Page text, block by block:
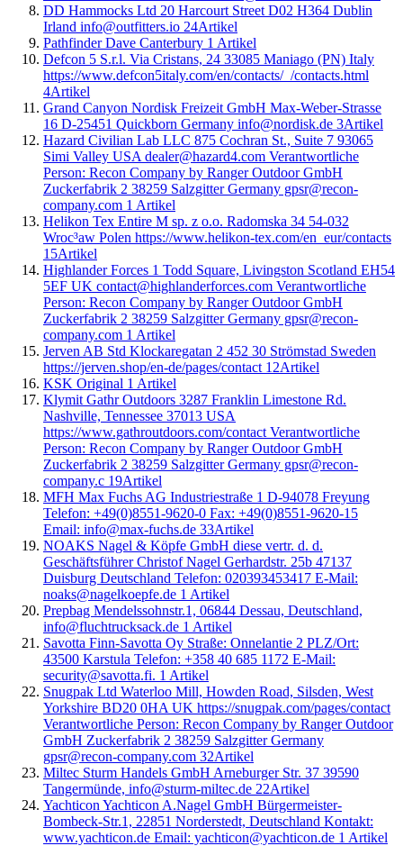
DD Hammocks Ltd 20 Harcourt Street D02 H364 Dublin
Irland info@outfitters.io 24Artikel
Pathfinder Dave Canterbury 1 Artikel
Defcon 5 S.r.l. Via Cristans, 24 33085 Maniago (PN) Italy
https://www.defcon5italy.com/en/contacts/_/contacts.html
4Artikel
Grand Canyon Nordisk Freizeit GmbH Max-Weber-Strasse
16 D-25451 Quickborn Germany info@nordisk.de 3Artikel
Hazard Civilian Lab LLC 875 Cochran St., Suite 7 93065
Simi Valley USA dealer@hazard4.com Verantwortliche
Person: Recon Company by Ranger Outdoor GmbH
Zuckerfabrik 2 38259 Salzgitter Germany gpsr@recon-
company.com 1 Artikel
Helikon Tex Entire M sp. z o.o. Radomska 34 54-032
Wroc³aw Polen https://www.helikon-tex.com/en_eur/contacts
15Artikel
Highlander Forces 1 Todd Square, Livingston Scotland EH54
5EF UK contact@highlanderforces.com Verantwortliche
Person: Recon Company by Ranger Outdoor GmbH
Zuckerfabrik 2 38259 Salzgitter Germany gpsr@recon-
company.com 1 Artikel
Jerven AB Std Klockaregatan 2 452 30 Strömstad Sweden
https://jerven.shop/en-de/pages/contact 12Artikel
KSK Original 1 Artikel
Klymit Gathr Outdoors 3287 Franklin Limestone Rd.
Nashville, Tennessee 37013 USA
https://www.gathroutdoors.com/contact Verantwortliche
Person: Recon Company by Ranger Outdoor GmbH
Zuckerfabrik 2 38259 Salzgitter Germany gpsr@recon-
company.c 19Artikel
MFH Max Fuchs AG Industriestraße 1 D-94078 Freyung
Telefon: +49(0)8551-9620-0 Fax: +49(0)8551-9620-15
Email: info@max-fuchs.de 33Artikel
NOAKS Nagel & Köpfe GmbH diese vertr. d. d.
Geschäftsführer Christof Nagel Gerhardstr. 25b 47137
Duisburg Deutschland Telefon: 020393453417 E-Mail:
noaks@nagelkoepfe.de 1 Artikel
Prepbag Mendelssohnstr.1, 06844 Dessau, Deutschland,
info@fluchtrucksack.de 1 Artikel
Savotta Finn-Savotta Oy Straße: Onnelantie 2 PLZ/Ort:
43500 Karstula Telefon: +358 40 685 1172 E-Mail:
security@savotta.fi. 1 Artikel
Snugpak Ltd Waterloo Mill, Howden Road, Silsden, West
Yorkshire BD20 0HA UK https://snugpak.com/pages/contact
Verantwortliche Person: Recon Company by Ranger Outdoor
GmbH Zuckerfabrik 2 38259 Salzgitter Germany
gpsr@recon-company.com 32Artikel
Miltec Sturm Handels GmbH Arneburger Str. 37 39590
Tangermünde, info@sturm-miltec.de 22Artikel
Yachticon Yachticon A.Nagel GmbH Bürgermeister-
Bombeck-Str.1, 22851 Norderstedt, Deutschland Kontakt:
www.yachticon.de Email: yachticon@yachticon.de 1 Artikel